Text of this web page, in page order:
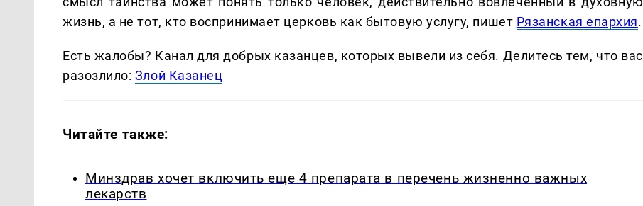
жизнь, а не тот, кто воспринимает церковь как бытовую услугу, пишет Рязанская епархия.
Есть жалобы? Канал для добрых казанцев, которых вывели из себя. Делитеcь тем, что вас
разозлило: Злой Казанец
Читайте также:
Минздрав хочет включить еще 4 препарата в перечень жизненно важных
лекарств